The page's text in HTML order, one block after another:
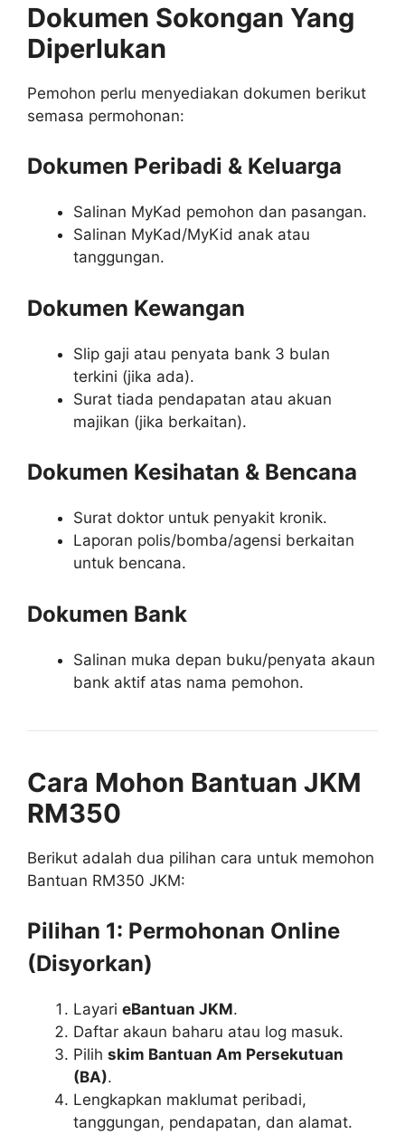
Dokumen Sokongan Yang
Diperlukan
Pemohon perlu menyediakan dokumen berikut
semasa permohonan:
Dokumen Peribadi & Keluarga
Salinan MyKad pemohon dan pasangan.
Salinan MyKad/MyKid anak atau
tanggungan.
Dokumen Kewangan
Slip gaji atau penyata bank 3 bulan
terkini (jika ada).
Surat tiada pendapatan atau akuan
majikan (jika berkaitan).
Dokumen Kesihatan & Bencana
Surat doktor untuk penyakit kronik.
Laporan polis/bomba/agensi berkaitan
untuk bencana.
Dokumen Bank
Salinan muka depan buku/penyata akaun
bank aktif atas nama pemohon.
Cara Mohon Bantuan JKM
RM350
Berikut adalah dua pilihan cara untuk memohon
Bantuan RM350 JKM:
Pilihan 1: Permohonan Online
(Disyorkan)
Layari eBantuan JKM.
Daftar akaun baharu atau log masuk.
Pilih skim Bantuan Am Persekutuan
(BA).
Lengkapkan maklumat peribadi,
tanggungan, pendapatan, dan alamat.